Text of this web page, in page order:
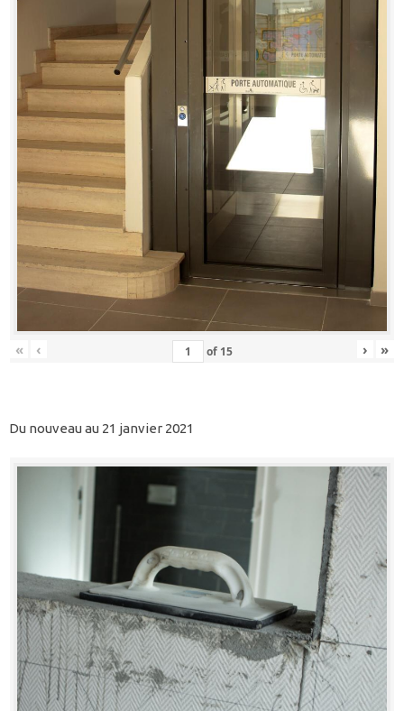
« ‹ of 15 › »
Du nouveau au 21 janvier 2021